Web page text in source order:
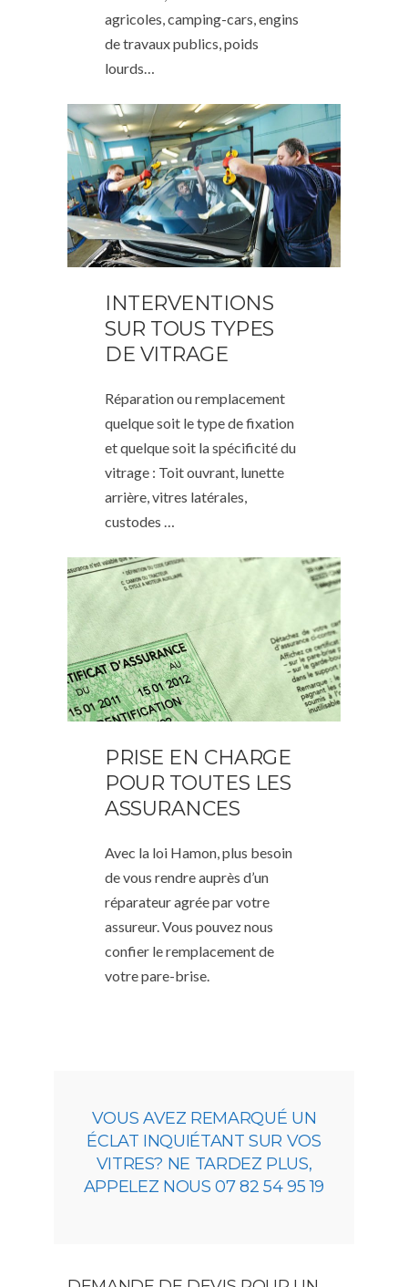
agricoles, camping-cars, engins
de travaux publics, poids
lourds…
INTERVENTIONS
SUR TOUS TYPES
DE VITRAGE
Réparation ou remplacement
quelque soit le type de fixation
et quelque soit la spécificité du
vitrage : Toit ouvrant, lunette
arrière, vitres latérales,
custodes …
PRISE EN CHARGE
POUR TOUTES LES
ASSURANCES
Avec la loi Hamon, plus besoin
de vous rendre auprès d’un
réparateur agrée par votre
assureur. Vous pouvez nous
confier le remplacement de
votre pare-brise.
VOUS AVEZ REMARQUÉ UN
ÉCLAT INQUIÉTANT SUR VOS
VITRES? NE TARDEZ PLUS,
APPELEZ NOUS 07 82 54 95 19